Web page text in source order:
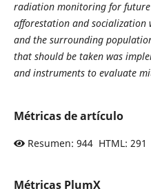
radiation monitoring for future
afforestation and
and the surrounding
that should be taken was
and instruments to evaluate
Métricas de artículo
Resumen: 944 HTML: 291
Métricas PlumX